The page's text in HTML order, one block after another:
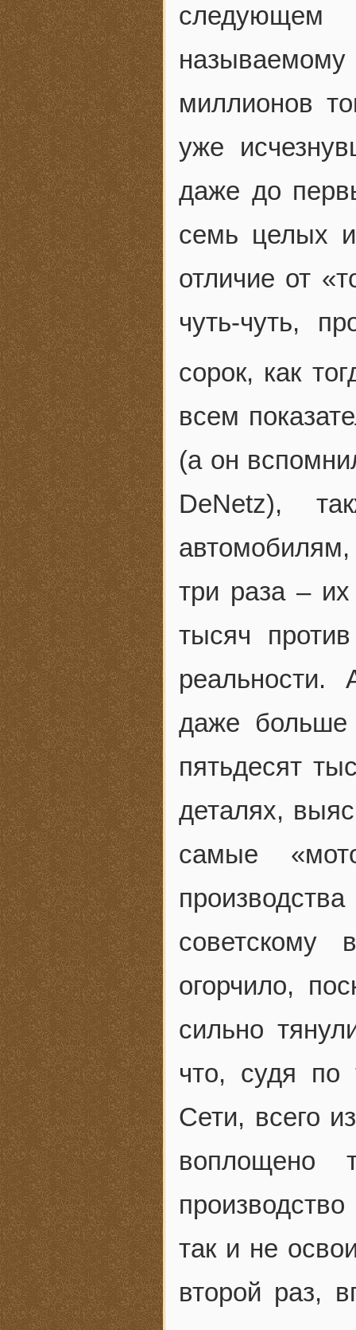
миллионов
уже
даже до
семь целых
отличие от
чуть-чуть,
сорок, как
всем
(а он
DeNetz),
три раза –
тысяч
реальности.
даже больше
пятьдесят
деталях,
самые
огорчило,
сильно
что, судя по
Сети, всего
воплощено
так и не
второй раз,